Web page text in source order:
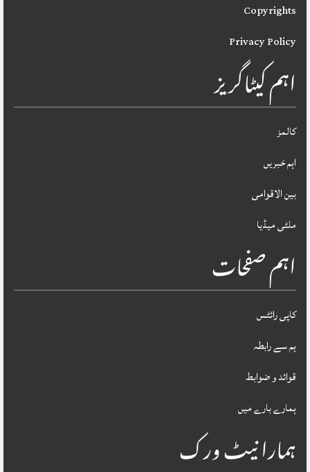
Copyrights
Privacy Policy
اہم کیٹاگریز
کالمز
اہم خبریں
بین الاقوامی
ملٹی میڈیا
اہم صفحات
کاپی رائٹس
ہم سے رابطہ
قوائد و ضوابط
ہمارے بارے میں
ہمارا نیٹ ورک